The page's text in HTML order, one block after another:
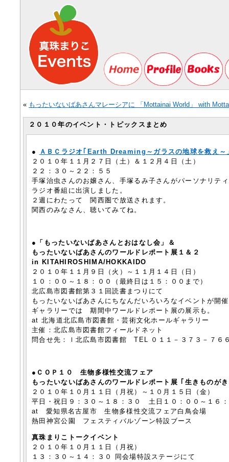
« もったいないばあさんマレーシアに 「Mottainai World」 with
２０１０年のイベント・トピックスまとめ
●
ＡＢＣラジオ｢Earth Dreaming～ガラスの地球を救え～
２０１０年１１月２７日（土）＆１２月４日（土）
２２：３０～２２：５５
手塚治虫さんのお嬢さん、手塚るみ子さんがパーソナリテ
ラジオ番組に出演しました。
２週にわたって 関西圏で放送されます。
関西のみなさん、聴いてみてね。
●「もったいないばあさんとおはなし会」＆
もったいないばあさんのワールドレポート展１＆２
in KITAHIROSHIMA/HOKKAIDO
２０１０年１１月９日（火）～１１月１４日（日）
１０：００～１８：００（最終日は１５：００まで）
北広島市図書館第３１回読書まつりにて
もったいないばあさんにちなんだいろいろなイベントが開
ギャラリーでは 期間中ワールドレポート展の展示も。
at 北海道北広島市図書館・芸術文化ホールギャラリー
主催：北広島市図書館フィールドネット
問合せ先：ｌ北広島市図書館 TEL ０１１－３７３－７６
● ＣＯＰ１０ 生物多様性交流フェア
もったいないばあさんのワールドレポート展 ｢生きものが
２０１０年１０月１１日（月祝）～１０月１５日（金）
平日・祝日９：３０～１８：３０ 土日１０：００～１６
at 愛知県名古屋市 生物多様性交流フェア白鳥会場
熱田神宮公園 フェスティバルゾーン特設ブース
真珠まりこトークイベント
２０１０年１０月１１日（月祝）
１３：３０～１４：３０ 同会場特設ステージにて